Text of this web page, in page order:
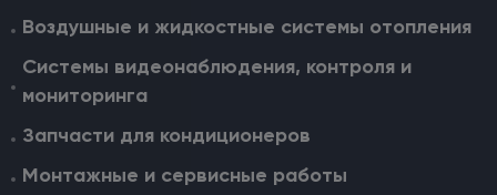
Воздушные и жидкостные cистемы отопления
Системы видеонаблюдения, контроля и
мониторинга
Запчасти для кондиционеров
Монтажные и сервисные работы